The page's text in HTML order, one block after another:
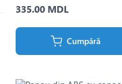
335.00 MDL
Cumpără